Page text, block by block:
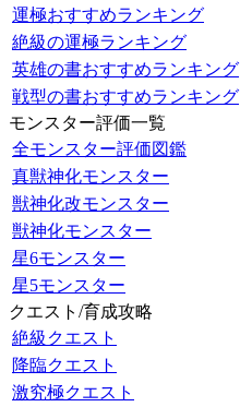
運極おすすめランキング
絶級の運極ランキング
英雄の書おすすめランキング
戦型の書おすすめランキング
モンスター評価一覧
全モンスター評価図鑑
真獣神化モンスター
獣神化改モンスター
獣神化モンスター
星6モンスター
星5モンスター
クエスト/育成攻略
絶級クエスト
降臨クエスト
激究極クエスト